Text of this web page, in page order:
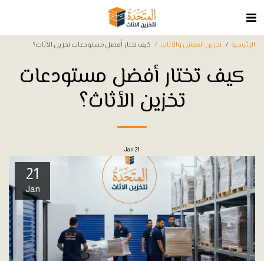
الرئيسية تخزين العفش والاثاث كيف تختار أفضل مستودعات تخزين الأثاث؟
كيف تختار أفضل مستودعات
تخزين الأثاث؟
21
Jan
21
Jan